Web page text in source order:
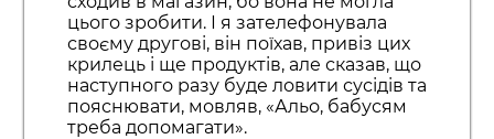
цього зробити. І я зателефонувала
своєму другові, він поїхав, привіз цих
крилець і ще продуктів, але сказав, що
наступного разу буде ловити сусідів та
пояснювати, мовляв, «Альо, бабусям
треба допомагати».